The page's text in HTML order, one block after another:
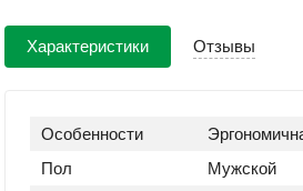
Характеристики Отзывы
Особенности
Пол
Мужской